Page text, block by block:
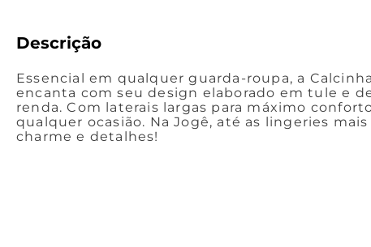
Descrição
Essencial em qualquer guarda-roupa, a
encanta com seu design elaborado em tule e
renda. Com laterais largas para máximo
qualquer ocasião. Na Jogê, até as lingeries
charme e detalhes!